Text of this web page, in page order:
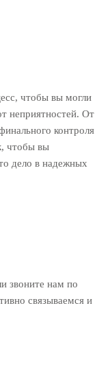
чтобы вы могли
неприятностей. От
контроля
чтобы вы
дело в надежных
звоните нам по
связываемся и